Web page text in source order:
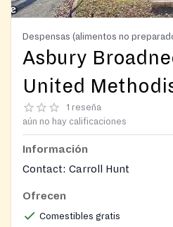
Despensas (alimentos no
Asbury
United
1 reseña
aún no hay calificaciones
Información
Contact: Carroll Hunt
Ofrecen
Comestibles gratis